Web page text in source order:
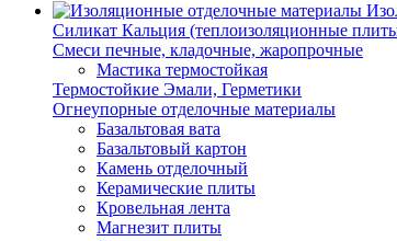
Силикат Кальция (теплоизоляционные
Смеси печные, кладочные, жаропрочные
Мастика термостойкая
Термостойкие Эмали, Герметики
Огнеупорные отделочные материалы
Базальтовая вата
Базальтовый картон
Камень отделочный
Керамические плиты
Кровельная лента
Магнезит плиты